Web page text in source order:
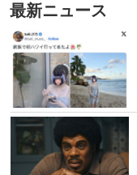
最新ニュース